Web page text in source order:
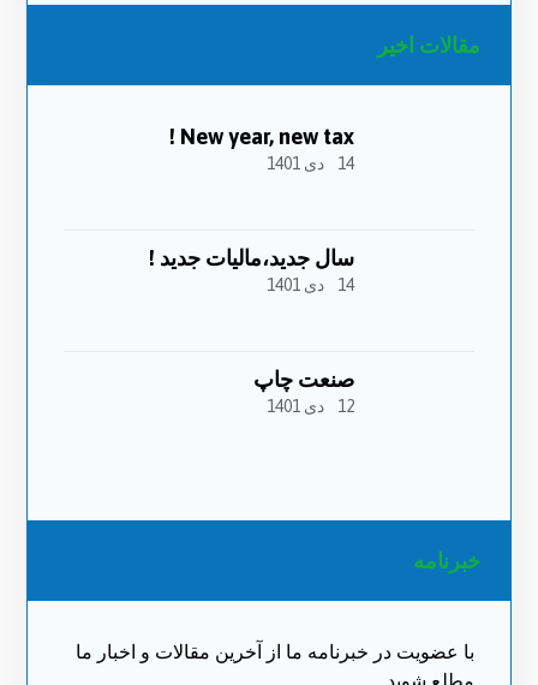
مقالات اخیر
New year, new tax !
14 دی 1401
سال جدید،مالیات جدید !
14 دی 1401
صنعت چاپ
12 دی 1401
خبرنامه
با عضویت در خبرنامه ما از آخرین مقالات و اخبار ما
مطلع شوید.